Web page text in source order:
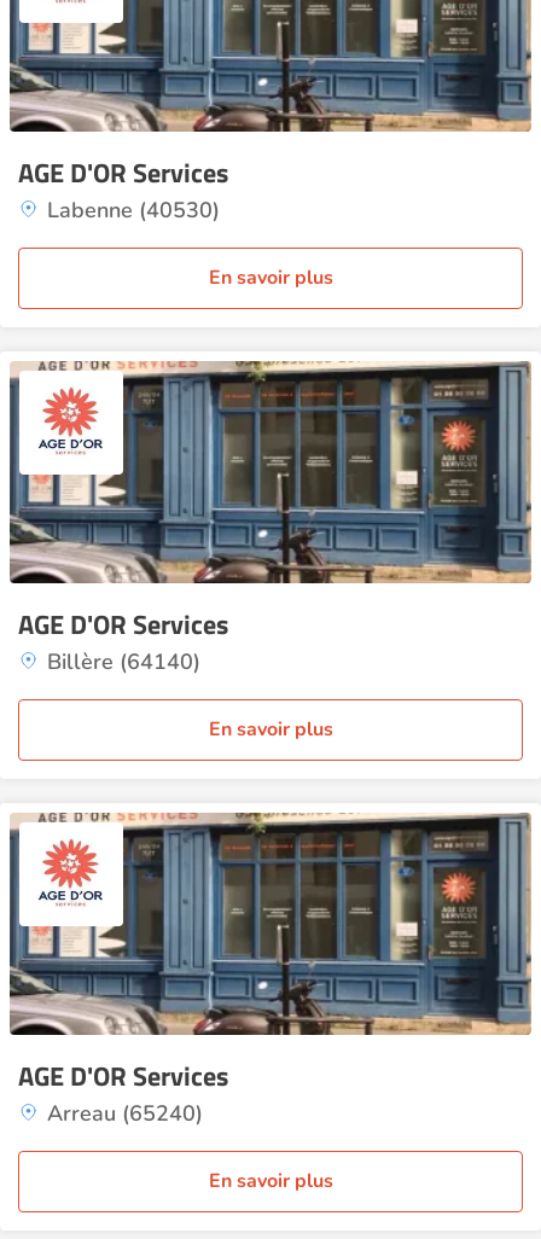
AGE D'OR Services
Labenne (40530)
En savoir plus
AGE D'OR Services
Billère (64140)
En savoir plus
AGE D'OR Services
Arreau (65240)
En savoir plus